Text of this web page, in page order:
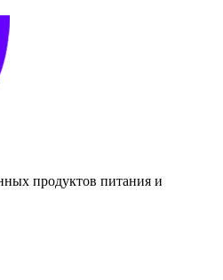
продуктов питания и